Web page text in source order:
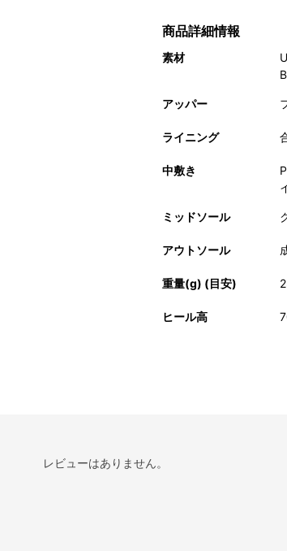
商品詳細情報
素材
アッパー
ライニング
中敷き
ミッドソール
アウトソール
重量(g) (目安)
ヒール高
レビューはありません。